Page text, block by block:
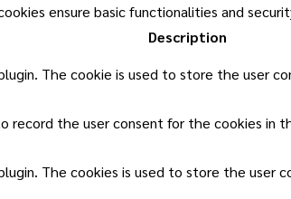
ensure basic functionalities and
Description
The cookie is used to store the user
record the user consent for the cookies in
The cookies is used to store the